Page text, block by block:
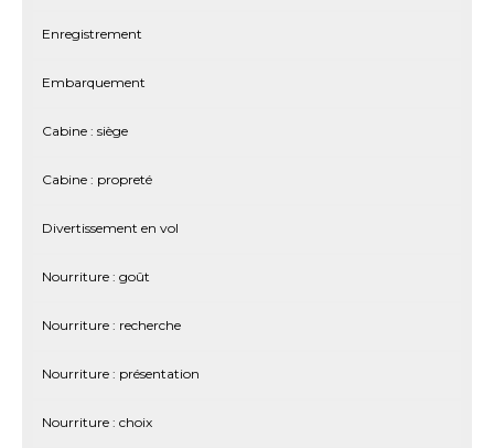
Enregistrement
Embarquement
Cabine : siège
Cabine : propreté
Divertissement en vol
Nourriture : goût
Nourriture : recherche
Nourriture : présentation
Nourriture : choix